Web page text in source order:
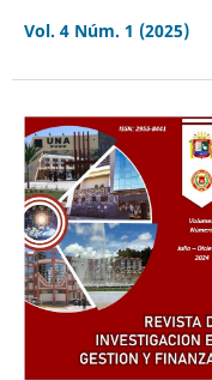
Vol. 4 Núm. 1 (2025)